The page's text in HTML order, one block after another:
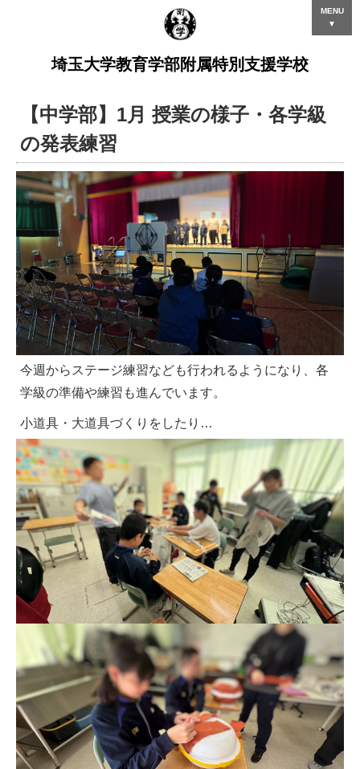
埼玉大学教育学部附属特別支援学校
MENU
▼
【中学部】1月 授業の様子・各学級
の発表練習
今週からステージ練習なども行われるようになり、各
学級の準備や練習も進んでいます。
小道具・大道具づくりをしたり…